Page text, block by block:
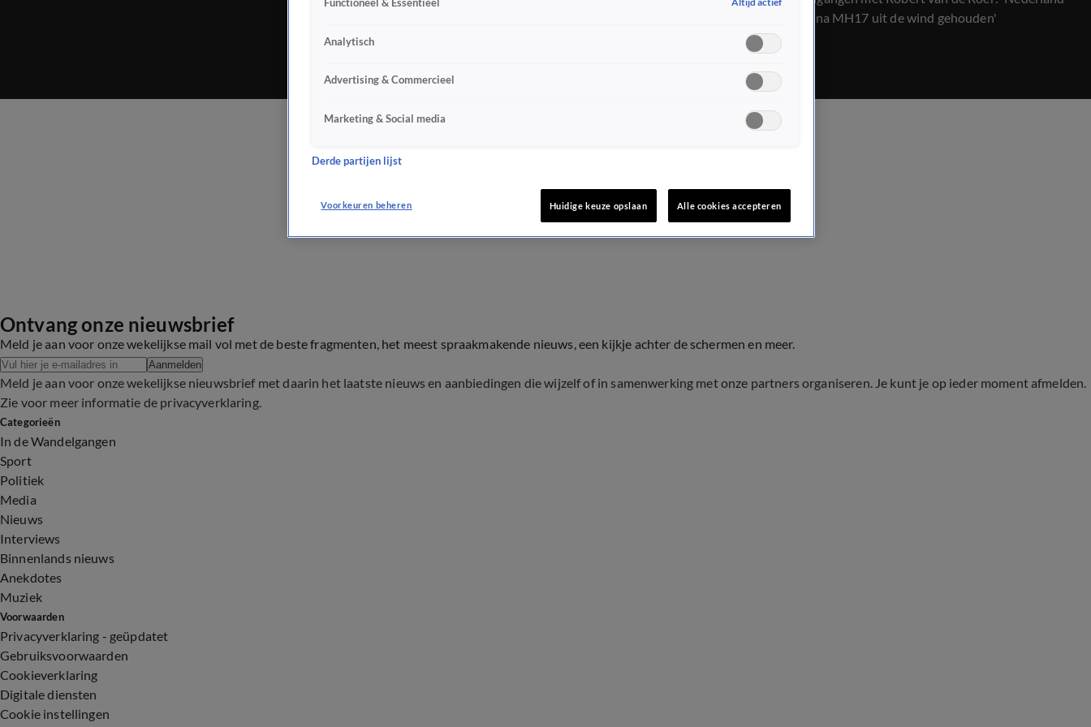
heeft Poetin na MH17 uit de wind gehouden'
Ontvang onze nieuwsbrief
Meld je aan voor onze wekelijkse mail vol met de beste fragmenten, het meest spraakmakende nieuws, een kijkje achter de schermen en meer.
Aanmelden
Meld je aan voor onze wekelijkse nieuwsbrief met daarin het laatste nieuws en aanbiedingen die wijzelf of in samenwerking met onze partners organiseren. Je kunt je op ieder moment afmelden.
Zie voor meer informatie de privacyverklaring.
Categorieën
In de Wandelgangen
Sport
Politiek
Media
Nieuws
Interviews
Binnenlands nieuws
Anekdotes
Muziek
Voorwaarden
Privacyverklaring - geüpdatet
Gebruiksvoorwaarden
Cookieverklaring
Digitale diensten
Cookie instellingen
Functioneel & Essentieel
Analytisch
Advertising & Commercieel
Marketing & Social media
Derde partijen lijst
Voorkeuren beheren Huidige keuze opslaan Alle cookies accepteren